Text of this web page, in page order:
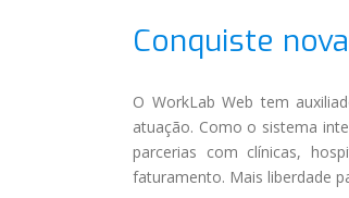
Conquiste
O WorkLab Web tem
atuação. Como o sistema
parcerias com clínicas,
faturamento. Mais liberdade